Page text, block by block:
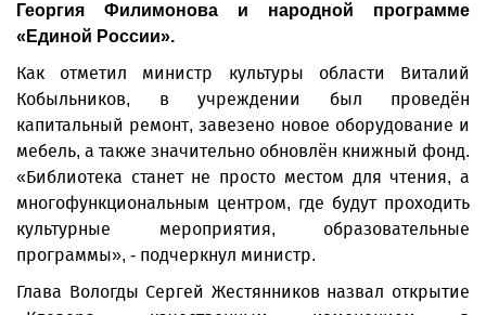
Георгия Филимонова и народной программе
«Единой России».
Как отметил министр культуры области Виталий
Кобыльников, в учреждении был проведён
капитальный ремонт, завезено новое оборудование и
мебель, а также значительно обновлён книжный фонд.
«Библиотека станет не просто местом для чтения, а
многофункциональным центром, где будут проходить
культурные мероприятия, образовательные
программы», - подчеркнул министр.
Глава Вологды Сергей Жестянников назвал открытие